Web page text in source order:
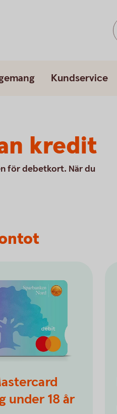
Kundservice
kredit
för debetkort. När du
under 18 år